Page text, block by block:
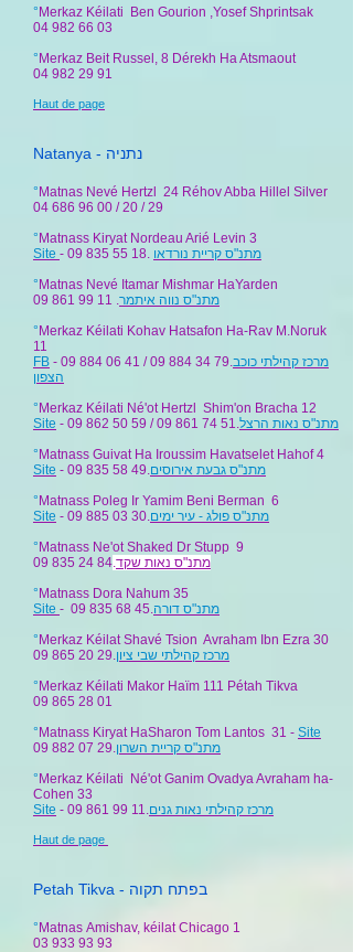
° Merkaz Kéilati Ben Gourion ,Yosef Shprintsak
04 982 66 03
° Merkaz Beit Russel, 8 Dérekh Ha Atsmaout
04 982 29 91
Haut de page
Natanya - נתניה
° Matnas Nevé Hertzl 24 Réhov Abba Hillel Silver
04 686 96 00 / 20 / 29
° Matnass Kiryat Nordeau Arié Levin 3
Site - 09 835 55 18. מתנ"ס קריית נורדאו
° Matnas Nevé Itamar Mishmar HaYarden
09 861 99 11 .מתנ"ס נווה איתמר
° Merkaz Kéilati Kohav Hatsafon Ha-Rav M.Noruk
11
FB - 09 884 06 41 / 09 884 34 79.מרכז קהילתי כוכב
הצפון
° Merkaz Kéilati Né'ot Hertzl Shim'on Bracha 12
Site - 09 862 50 59 / 09 861 74 51.מתנ"ס נאות הרצל
° Matnass Guivat Ha Iroussim Havatselet Hahof 4
Site - 09 835 58 49.מתנ"ס גבעת אירוסים
° Matnass Poleg Ir Yamim Beni Berman 6
Site - 09 885 03 30.מתנ"ס פולג - עיר ימים
° Matnass Ne'ot Shaked Dr Stupp 9
09 835 24 84.מתנ"ס נאות שקד
° Matnass Dora Nahum 35
Site - 09 835 68 45.מתנ"ס דורה
° Merkaz Kéilat Shavé Tsion Avraham Ibn Ezra 30
09 865 20 29.מרכז קהילתי שבי ציון
° Merkaz Kéilati Makor Haïm 111 Pétah Tikva
09 865 28 01
° Matnass Kiryat HaSharon Tom Lantos 31 - Site
09 882 07 29.מתנ"ס קריית השרון
° Merkaz Kéilati Né'ot Ganim Ovadya Avraham ha-
Cohen 33
Site - 09 861 99 11.מרכז קהילתי נאות גנים
Haut de page
Petah Tikva - בפתח תקוה
° Matnas Amishav, kéilat Chicago 1
03 933 93 93